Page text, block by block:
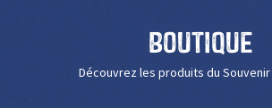
Boutique
Découvrez les produits du Souvenir